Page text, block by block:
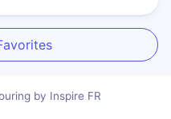
by Inspire FR